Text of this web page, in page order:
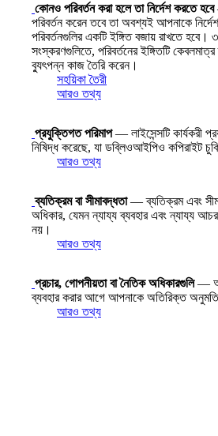
কোনও পরিবর্তন করা হলে তা নির্দেশ করতে হবে
পরিবর্তন করেন তবে তা অবশ্যই আপনাকে নির্দেশ
পরিবর্তনগুলির একটি ইঙ্গিত বজায় রাখতে হবে।
সংস্করণগুলিতে, পরিবর্তনের ইঙ্গিতটি
ব্যুৎপন্ন কাজ তৈরি করেন।
সহয়িকা তৈরী
আরও তথ্য
প্রযুক্তিগত পরিমাপ— লাইসেন্সটি কার্যকরী
নিষিদ্ধ করেছে, যা ডব্লিওআইপিও কপিরাইট
আরও তথ্য
ব্যতিক্রম বা সীমাবদ্ধতা— ব্যতিক্রম এবং
অধিকার, যেমন ন্যায্য ব্যবহার এবং ন্যায্য
নয়।
আরও তথ্য
প্রচার, গোপনীয়তা বা নৈতিক অধিকারগুলি—
ব্যবহার করার আগে আপনাকে অতিরিক্ত অনুমতি
আরও তথ্য